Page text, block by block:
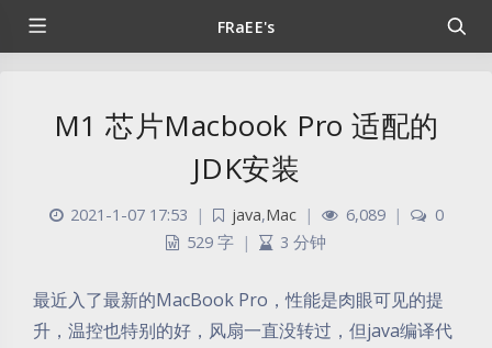
FRaEE's
M1 芯片Macbook Pro 适配的
JDK安装
2021-1-07 17:53 | java,Mac | 6,089 |
0
529 字 | 3 分钟
最近入了最新的MacBook Pro，性能是肉眼可见的提
升，温控也特别的好，风扇一直没转过，但java编译代